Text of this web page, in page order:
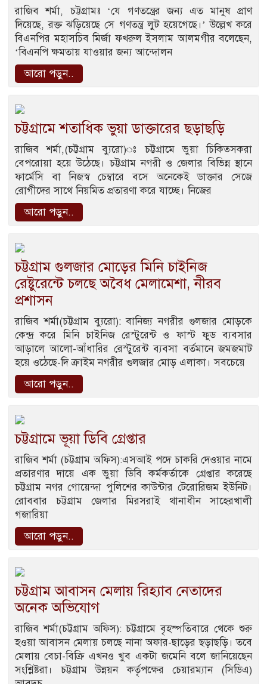
রাজিব শর্মা, চট্টগ্রামঃ ‘যে গণতন্ত্রের জন্য এত মানুষ প্রাণ
দিয়েছে, রক্ত ঝড়িয়েছে সে গণতন্ত্র লুট হয়েগেছে।’ উল্লেখ করে
বিএনপির মহাসচিব মির্জা ফখরুল ইসলাম আলমগীর বলেছেন,
‘বিএনপি ক্ষমতায় যাওয়ার জন্য আন্দোলন
আরো পড়ুন..
চট্টগ্রামে শতাধিক ভুয়া ডাক্তারের ছড়াছড়ি
রাজিব শর্মা,(চট্টগ্রাম ব্যুরো)ঃ চট্টগ্রামে ভুয়া চিকিত্সকরা
বেপরোয়া হয়ে উঠেছে। চট্টগ্রাম নগরী ও জেলার বিভিন্ন স্থানে
ফার্মেসি বা নিজস্ব চেম্বারে বসে অনেকেই ডাক্তার সেজে
রোগীদের সাথে নিয়মিত প্রতারণা করে যাচ্ছে। নিজের
আরো পড়ুন..
চট্টগ্রাম গুলজার মোড়ের মিনি চাইনিজ
রেষ্টুরেন্টে চলছে অবৈধ মেলামেশা, নীরব
প্রশাসন
রাজিব শর্মা(চট্টগ্রাম ব্যুরো): বানিজ্য নগরীর গুলজার মোড়কে
কেন্দ্র করে মিনি চাইনিজ রেস্টুরেন্ট ও ফাস্ট ফুড ব্যবসার
আড়ালে আলো-আঁধারির রেস্টুরেন্ট ব্যবসা বর্তমানে জমজমাট
হয়ে ওঠেছে-দি ক্রাইম নগরীর গুলজার মোড় এলাকা। সবচেয়ে
আরো পড়ুন..
চট্টগ্রামে ভূয়া ডিবি গ্রেপ্তার
রাজিব শর্মা (চট্টগ্রাম অফিস):এসআই পদে চাকরি দেওয়ার নামে
প্রতারণার দায়ে এক ভুয়া ডিবি কর্মকর্তাকে গ্রেপ্তার করেছে
চট্টগ্রাম নগর গোয়েন্দা পুলিশের কাউন্টার টেরোরিজম ইউনিট।
রোববার চট্টগ্রাম জেলার মিরসরাই থানাধীন সাহেরখালী
গজারিয়া
আরো পড়ুন..
চট্টগ্রাম আবাসন মেলায় রিহ্যাব নেতাদের
অনেক অভিযোগ
রাজিব শর্মা(চট্টগ্রাম অফিস): চট্টগ্রামে বৃহস্পতিবারে থেকে শুরু
হওয়া আবাসন মেলায় চলছে নানা অফার-ছাড়ের ছড়াছড়ি। তবে
মেলায় বেচা-বিক্রি এখনও খুব একটা জমেনি বলে জানিয়েছেন
সংশ্লিষ্টরা। চট্টগ্রাম উন্নয়ন কর্তৃপক্ষের চেয়ারম্যান (সিডিএ)